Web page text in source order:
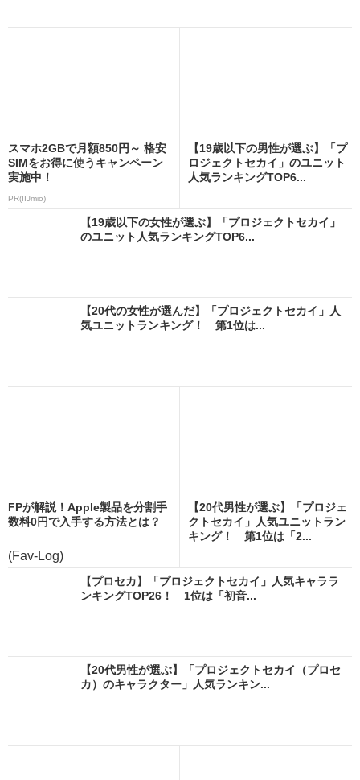
スマホ2GBで月額850円～ 格安
SIMをお得に使うキャンペーン
実施中！
PR(IIJmio)
【19歳以下の男性が選ぶ】「プ
ロジェクトセカイ」のユニット
人気ランキングTOP6...
【19歳以下の女性が選ぶ】「プロジェクトセカイ」
のユニット人気ランキングTOP6...
【20代の女性が選んだ】「プロジェクトセカイ」人
気ユニットランキング！ 第1位は...
FPが解説！Apple製品を分割手
数料0円で入手する方法とは？
(Fav-Log)
【20代男性が選ぶ】「プロジェ
クトセカイ」人気ユニットラン
キング！ 第1位は「2...
【プロセカ】「プロジェクトセカイ」人気キャララ
ンキングTOP26！ 1位は「初音...
【20代男性が選ぶ】「プロジェクトセカイ（プロセ
カ）のキャラクター」人気ランキン...